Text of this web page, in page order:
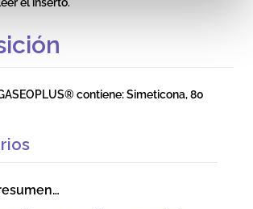
el inserto.
contiene: Simeticona, 80